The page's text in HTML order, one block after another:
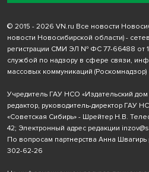
© 2015 - 2026 VN.ru Все новости
новости Новосибирской области) -
регистрации СМИ ЭЛ № ФС 77-66488 от
службой по надзору в сфере связи,
массовых коммуникаций (Роскомнадзор)
Учредитель ГАУ НСО «Издательский
редактор, руководитель-директор ГАУ
«Советская Сибирь» - Шрейтер Н.В.
42; Электронный адрес редакции
По вопросам партнерства Анна Швагирь
302-62-26